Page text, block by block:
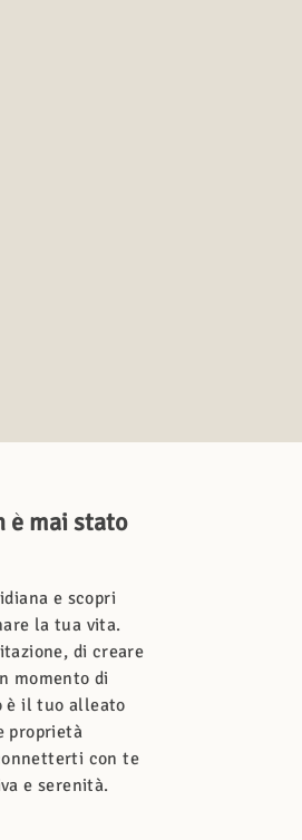
è mai stato
e scopri
la tua vita.
di creare
momento di
è il tuo alleato
proprietà
con te
e serenità.